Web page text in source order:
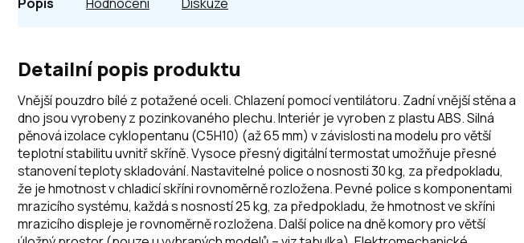
Popis Hodnocení Diskuze
Detailní popis produktu
Vnější pouzdro bílé z potažené oceli. Chlazení pomocí ventilátoru. Zadní vnější stěna a
dno jsou vyrobeny z pozinkovaného plechu. Interiér je vyroben z plastu ABS. Silná
pěnová izolace cyklopentanu (C5H10) (až 65 mm) v závislosti na modelu pro větší
teplotní stabilitu uvnitř skříně. Vysoce přesný digitální termostat umožňuje přesné
stanovení teploty skladování. Nastavitelné police o nosnosti 30 kg, za předpokladu,
že je hmotnost v chladicí skříni rovnoměrně rozložena. Pevné police s komponentami
mrazicího systému, každá s nosností 25 kg, za předpokladu, že hmotnost ve skříni
mrazicího displeje je rovnoměrně rozložena. Další police na dně komory pro větší